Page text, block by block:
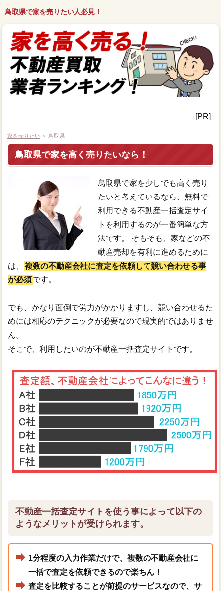
鳥取県で家を売りたい人必見！
[PR]
家を売りたい ＞ 鳥取県
鳥取県で家を高く売りたいなら！
鳥取県で家を少しでも高く売り
たいと考えているなら、無料で
利用できる不動産一括査定サイ
トを利用するのが一番簡単な方
法です。 そもそも、家などの不
動産売却を有利に進めるために
は、
複数の不動産会社に査定を依頼して競い合わせる事
が必須です。
でも、かなり面倒で労力がかかりますし、競い合わせるた
めには相応のテクニックが必要なので現実的ではありませ
ん。
そこで、利用したいのが不動産一括査定サイトです。
不動産一括査定サイトを使う事によって以下の
ようなメリットが受けられます。
1分程度の入力作業だけで、複数の不動産会社に
一括で査定を依頼できるので楽ちん！
査定を比較することが前提のサービスなので、サ